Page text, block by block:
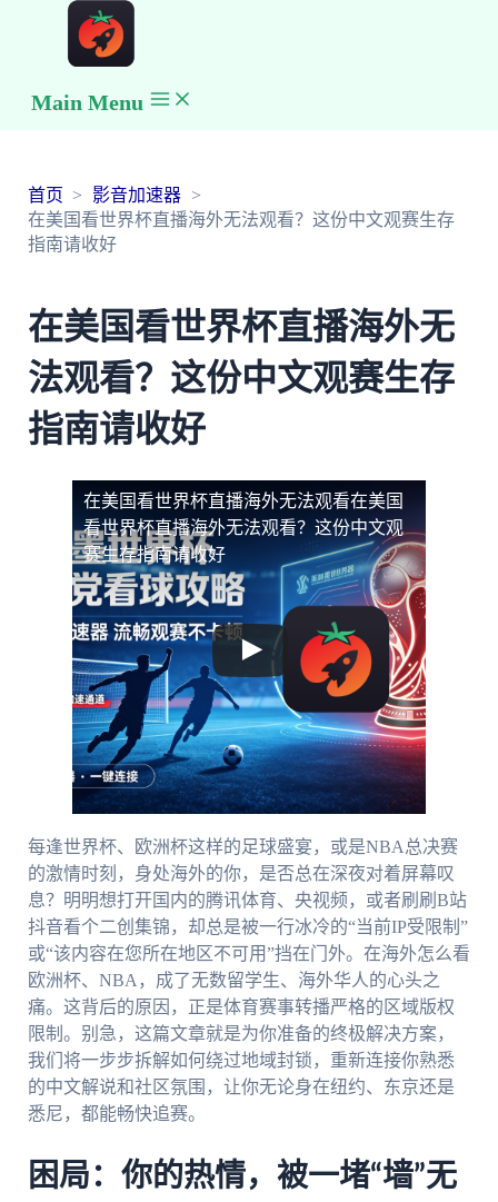
Main Menu
首页
影音加速器
在美国看世界杯直播海外无法观看？这份中文观赛生存
指南请收好
在美国看世界杯直播海外无
法观看？这份中文观赛生存
指南请收好
在美国看世界杯直播海外无法观看在美国
看世界杯直播海外无法观看？这份中文观
赛生存指南请收好
每逢世界杯、欧洲杯这样的足球盛宴，或是NBA总决赛
的激情时刻，身处海外的你，是否总在深夜对着屏幕叹
息？明明想打开国内的腾讯体育、央视频，或者刷刷B站
抖音看个二创集锦，却总是被一行冰冷的“当前IP受限制”
或“该内容在您所在地区不可用”挡在门外。在海外怎么看
欧洲杯、NBA，成了无数留学生、海外华人的心头之
痛。这背后的原因，正是体育赛事转播严格的区域版权
限制。别急，这篇文章就是为你准备的终极解决方案，
我们将一步步拆解如何绕过地域封锁，重新连接你熟悉
的中文解说和社区氛围，让你无论身在纽约、东京还是
悉尼，都能畅快追赛。
困局：你的热情，被一堵“墙”无